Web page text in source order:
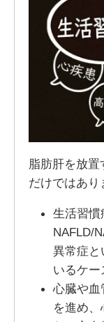
脂肪肝を放
だけではあり
生活習慣
NAFLD/
異常症と
いるケー
心臓や血
を進め